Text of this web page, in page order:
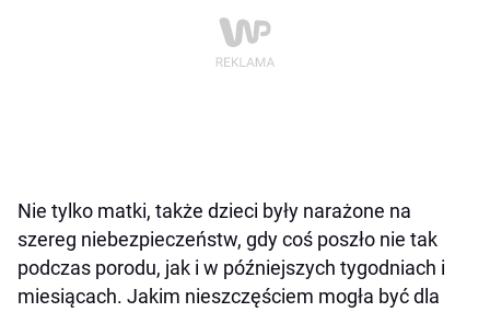
Nie tylko matki, także dzieci były narażone na
szereg niebezpieczeństw, gdy coś poszło nie tak
podczas porodu, jak i w późniejszych tygodniach i
miesiącach. Jakim nieszczęściem mogła być dla